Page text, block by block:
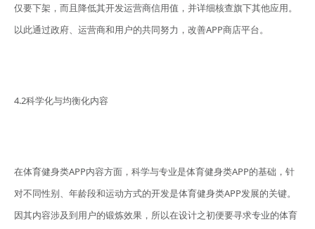
仅要下架，而且降低其开发运营商信用值，并详细核查旗下其他应用。
以此通过政府、运营商和用户的共同努力，改善APP商店平台。
4.2科学化与均衡化内容
在体育健身类APP内容方面，科学与专业是体育健身类APP的基础，针
对不同性别、年龄段和运动方式的开发是体育健身类APP发展的关键。
因其内容涉及到用户的锻炼效果，所以在设计之初便要寻求专业的体育